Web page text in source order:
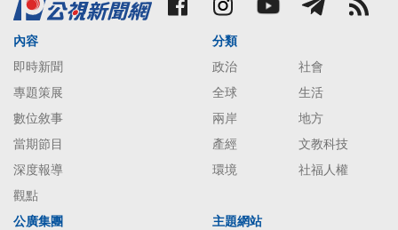
內容
即時新聞
專題策展
數位敘事
當期節目
深度報導
觀點
分類
政治
社會
全球
生活
兩岸
地方
產經
文教科技
環境
社福人權
公廣集團
主題網站